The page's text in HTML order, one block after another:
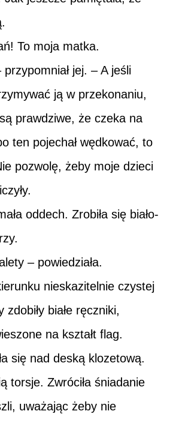
To moja matka.
jej. – A jeśli
ją w przekonaniu,
prawdziwe, że czeka na
ten pojechał wędkować, to
pozwolę, żeby moje dzieci
oddech. Zrobiła się biało-
– powiedziała.
nieskazitelnie czystej
zdobiły białe ręczniki,
na kształt flag.
się nad deską klozetową.
torsje. Zwróciła śniadanie
uważając żeby nie